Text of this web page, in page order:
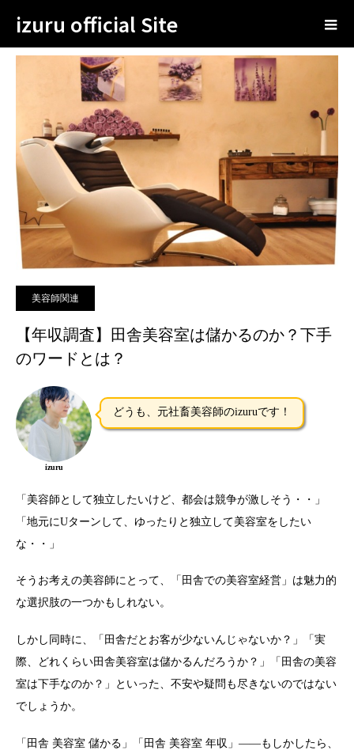
izuru official Site
ブログ 美容師関連 【年収調査】田舎美容室は儲かるのか？下手のワードとは？
美容師関連
【年収調査】田舎美容室は儲かるのか？下手
のワードとは？
izuru
どうも、元社畜美容師のizuruです！
「美容師として独立したいけど、都会は競争が激しそう・・」
「地元にUターンして、ゆったりと独立して美容室をしたい
な・・」
そうお考えの美容師にとって、「田舎での美容室経営」は魅力的
な選択肢の一つかもしれない。
しかし同時に、「田舎だとお客が少ないんじゃないか？」「実
際、どれくらい田舎美容室は儲かるんだろうか？」「田舎の美容
室は下手なのか？」といった、不安や疑問も尽きないのではない
でしょうか。
「田舎 美容室 儲かる」「田舎 美容室 年収」――もしかしたら、